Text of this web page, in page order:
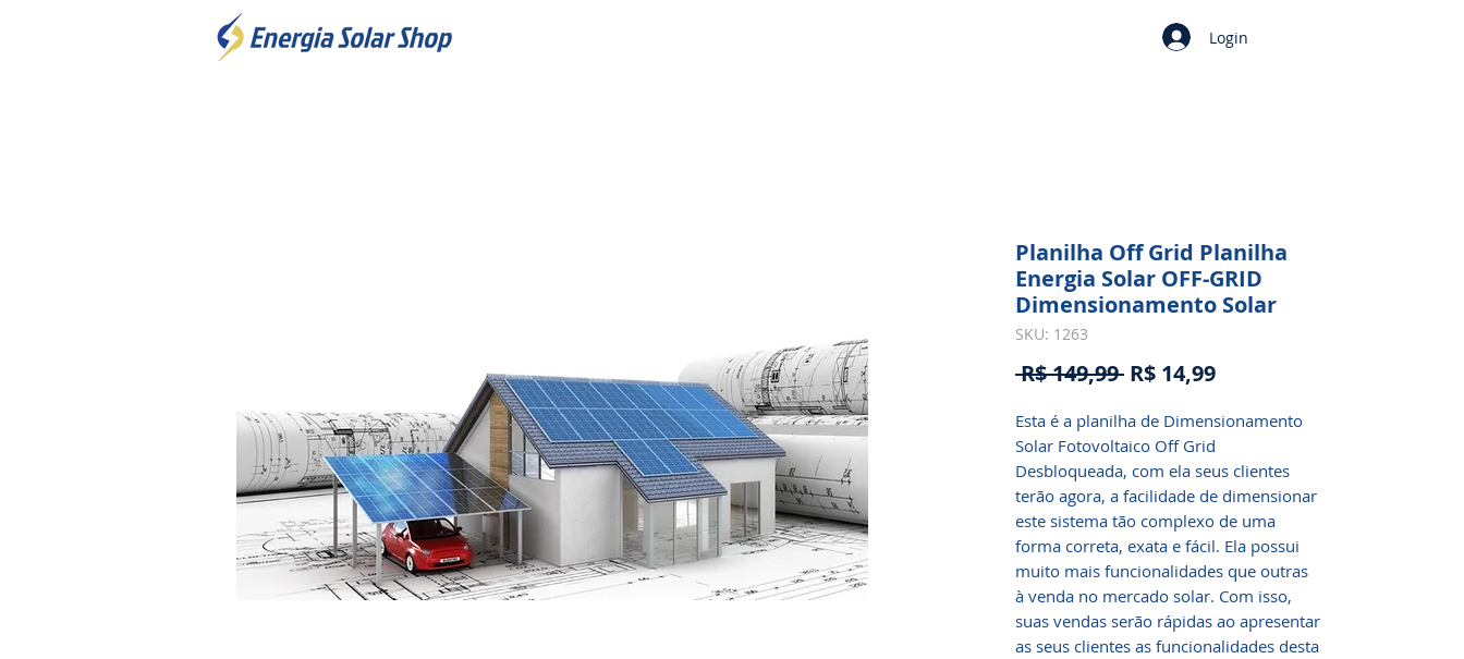
Login
Planilha Off Grid Planilha
Energia Solar OFF-GRID
Dimensionamento Solar
SKU: 1263
R$ 149,99 Preço
R$ 14,99Preço
Esta é a planilha de Dimensionamento
Solar Fotovoltaico Off Grid
Desbloqueada, com ela seus clientes
terão agora, a facilidade de dimensionar
este sistema tão complexo de uma
forma correta, exata e fácil. Ela possui
muito mais funcionalidades que outras
à venda no mercado solar. Com isso,
suas vendas serão rápidas ao apresentar
as seus clientes as funcionalidades desta